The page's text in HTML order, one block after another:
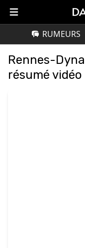
RUMEURS
Rennes-
résumé vidéo